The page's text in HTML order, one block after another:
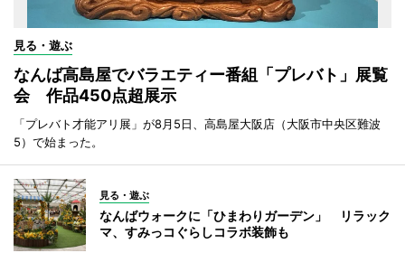
見る・遊ぶ
なんば高島屋でバラエティー番組「プレバト」展覧
会 作品450点超展示
「プレバト才能アリ展」が8月5日、高島屋大阪店（大阪市中央区難波
5）で始まった。
見る・遊ぶ
なんばウォークに「ひまわりガーデン」 リラック
マ、すみっコぐらしコラボ装飾も